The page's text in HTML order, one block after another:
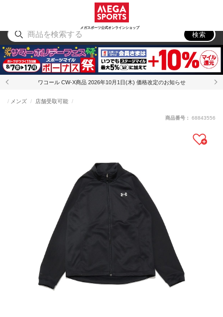
メガスポーツ公式オンラインショップ
アウトドア
検索
ワコール CW-X商品 2026年10月1日(木) 価格改定のお知らせ
メンズ 店舗受取可能
商品番号： 68843556